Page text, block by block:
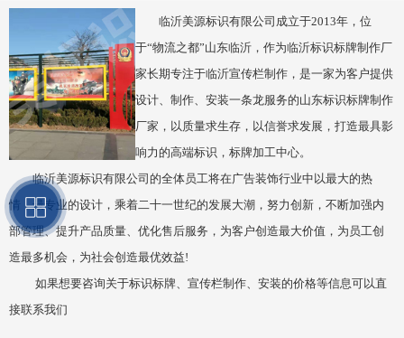
临沂美源标识有限公司成立于2013年，位
于“物流之都”山东临沂，作为临沂标识标牌制作厂
家长期专注于临沂宣传栏制作，是一家为客户提供
设计、制作、安装一条龙服务的山东标识标牌制作
厂家，以质量求生存，以信誉求发展，打造最具影
响力的高端标识，标牌加工中心。
临沂美源标识有限公司的全体员工将在广告装饰行业中以最大的热
情，最专业的设计，乘着二十一世纪的发展大潮，努力创新，不断加强内
部管理、提升产品质量、优化售后服务，为客户创造最大价值，为员工创
造最多机会，为社会创造最优效益!
如果想要咨询关于标识标牌、宣传栏制作、安装的价格等信息可以直
接联系我们